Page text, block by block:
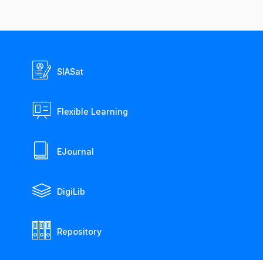
SIASat
Flexible Learning
EJournal
DigiLib
Repository